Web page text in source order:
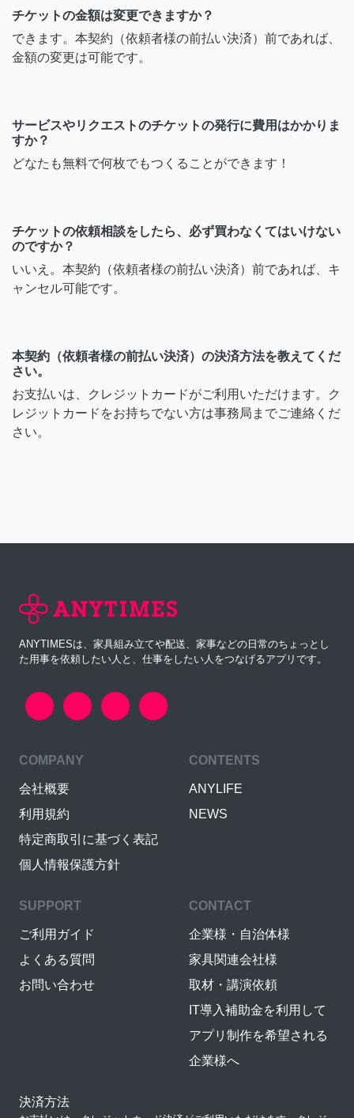
チケットの金額は変更できますか？
できます。本契約（依頼者様の前払い決済）前であれば、
金額の変更は可能です。
サービスやリクエストのチケットの発行に費用はかかりま
すか？
どなたも無料で何枚でもつくることができます！
チケットの依頼相談をしたら、必ず買わなくてはいけない
のですか？
いいえ。本契約（依頼者様の前払い決済）前であれば、キ
ャンセル可能です。
本契約（依頼者様の前払い決済）の決済方法を教えてくだ
さい。
お支払いは、クレジットカードがご利用いただけます。ク
レジットカードをお持ちでない方は事務局までご連絡くだ
さい。
ANYTIMESは、家具組み立てや配送、家事などの日常のちょっとし
た用事を依頼したい人と、仕事をしたい人をつなげるアプリです。
COMPANY
会社概要
利用規約
特定商取引に基づく表記
個人情報保護方針
CONTENTS
ANYLIFE
NEWS
SUPPORT
ご利用ガイド
よくある質問
お問い合わせ
CONTACT
企業様・自治体様
家具関連会社様
取材・講演依頼
IT導入補助金を利用して
アプリ制作を希望される
企業様へ
決済方法